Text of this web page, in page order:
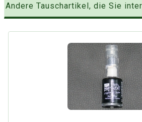
Andere Tauschartikel, die Sie